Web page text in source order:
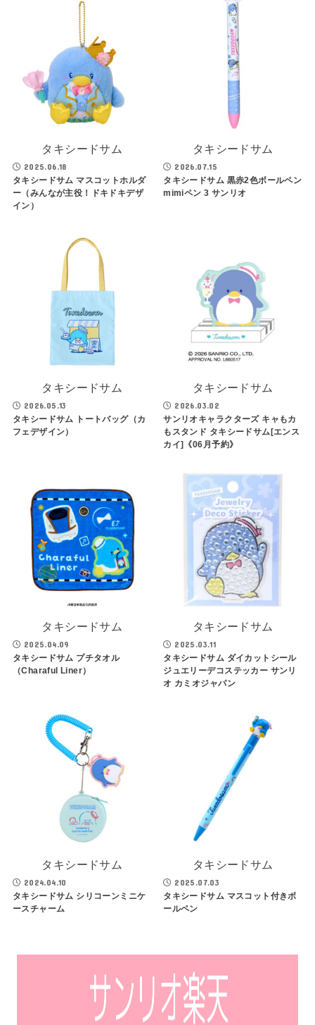
タキシードサム
2025.06.18
タキシードサム マスコットホルダ
ー（みんなが主役！ドキドキデザ
イン）
タキシードサム
2026.07.15
タキシードサム 黒赤2色ボールペン
mimiペン 3 サンリオ
タキシードサム
2026.05.13
タキシードサム トートバッグ（カ
フェデザイン）
タキシードサム
2026.03.02
サンリオキャラクターズ キャもカ
もスタンド タキシードサム[エンス
カイ]《06月予約》
タキシードサム
2025.04.09
タキシードサム プチタオル
（Charaful Liner）
タキシードサム
2025.03.11
タキシードサム ダイカットシール
ジュエリーデコステッカー サンリ
オ カミオジャパン
タキシードサム
2024.04.10
タキシードサム シリコーンミニケ
ースチャーム
タキシードサム
2025.07.03
タキシードサム マスコット付きボ
ールペン